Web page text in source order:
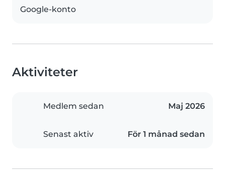
Google-konto
Aktiviteter
Medlem sedan Maj 2026
Senast aktiv För 1 månad sedan